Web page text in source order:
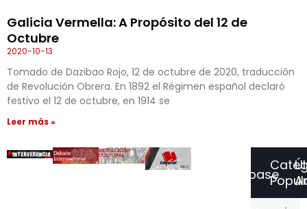
Galicia Vermella: A Propósito del 12 de
Octubre
2020-10-13
Tomado de Dazibao Rojo, 12 de octubre de 2020, traducción
de Revolución Obrera. En 1892 el Régimen español declaró
festivo el 12 de octubre, en 1914 se
Leer más »
Suscríbase